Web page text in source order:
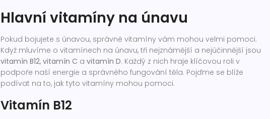
Hlavní vitamíny na únavu
Pokud bojujete s únavou, správné vitamíny vám mohou velmi pomoci.
Když mluvíme o vitamínech na únavu, tři nejznámější a nejúčinnější jsou
vitamín B12, vitamín C a vitamín D. Každý z nich hraje klíčovou roli v
podpoře naší energie a správného fungování těla. Pojďme se blíže
podívat na to, jak tyto vitamíny mohou pomoci.
Vitamín B12